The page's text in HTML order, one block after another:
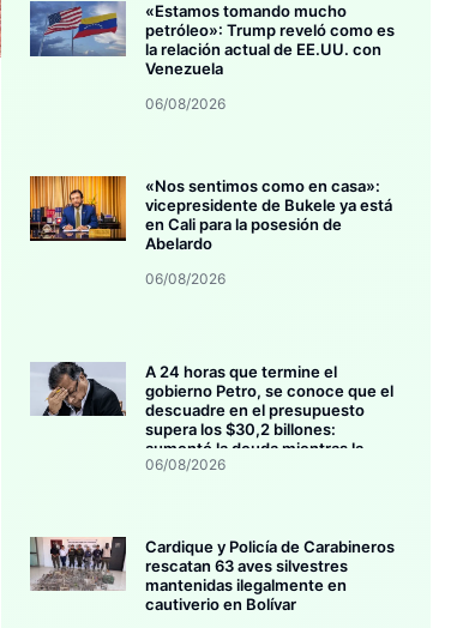
«Estamos tomando mucho
petróleo»: Trump reveló como es
la relación actual de EE.UU. con
Venezuela
06/08/2026
«Nos sentimos como en casa»:
vicepresidente de Bukele ya está
en Cali para la posesión de
Abelardo
06/08/2026
A 24 horas que termine el
gobierno Petro, se conoce que el
descuadre en el presupuesto
supera los $30,2 billones:
aumentó la deuda mientras la
inversión se estanca
06/08/2026
Cardique y Policía de Carabineros
rescatan 63 aves silvestres
mantenidas ilegalmente en
cautiverio en Bolívar